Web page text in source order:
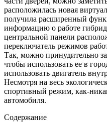
расположилась новая
получила расширенный
информацию о работе
центральной панели
переключатель режимов
Так, можно принудительно
чтобы использовать ее в
использовать двигатель
Несмотря на весь
спортивный режим, как-
автомобиля.
Содержание